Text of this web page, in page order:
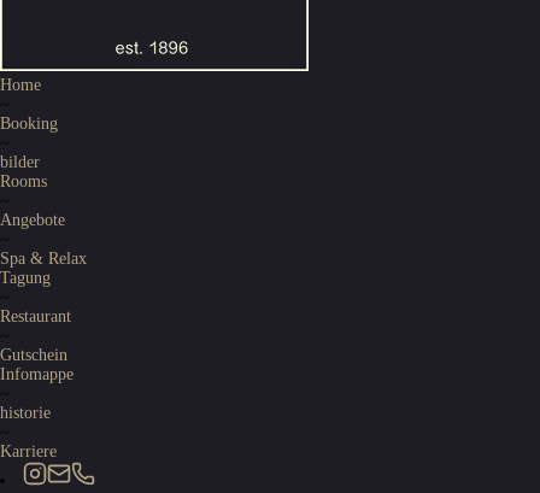
Home
~
Booking
~
bilder
Rooms
~
Angebote
~
Spa & Relax
Tagung
~
Restaurant
~
Gutschein
Infomappe
~
historie
~
Karriere